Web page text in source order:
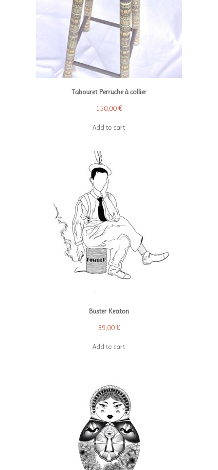
Tabouret Perruche à collier
150,00€
Add to cart
Buster Keaton
39,00€
Add to cart